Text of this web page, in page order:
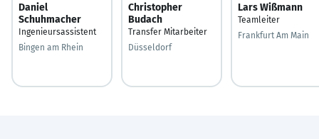
Daniel
Schuhmacher
Ingenieursassistent
Bingen am Rhein
Christopher
Budach
Transfer Mitarbeiter
Düsseldorf
Lars Wißmann
Teamleiter
Frankfurt Am Main